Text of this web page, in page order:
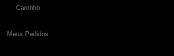
Carrinho
Meus Pedidos